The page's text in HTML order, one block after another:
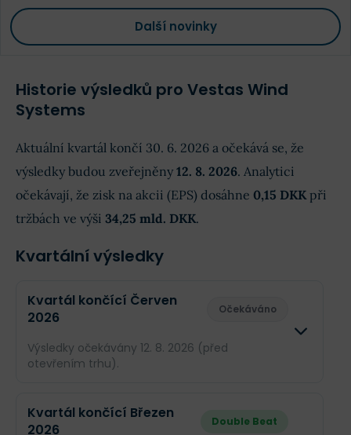
Další novinky
Historie výsledků pro Vestas Wind
Systems
Aktuální kvartál končí 30. 6. 2026 a očekává se, že
výsledky budou zveřejněny 12. 8. 2026. Analytici
očekávají, že zisk na akcii (EPS) dosáhne 0,15 DKK při
tržbách ve výši 34,25 mld. DKK.
Kvartální výsledky
Kvartál končící Červen
2026
Očekáváno
Výsledky očekávány 12. 8. 2026 (před
otevřením trhu).
Kvartál končící Březen
2026
Double Beat